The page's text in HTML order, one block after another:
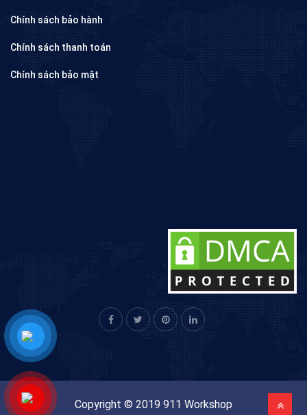
Chính sách bảo hành
Chính sách thanh toán
Chính sách bảo mật
Copyright © 2019 911 Workshop